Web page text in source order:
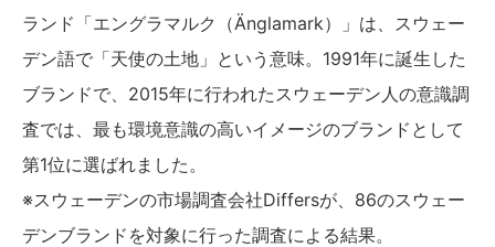
ランド「エングラマルク（Änglamark）」は、スウェー
デン語で「天使の土地」という意味。1991年に誕生した
ブランドで、2015年に行われたスウェーデン人の意識調
査では、最も環境意識の高いイメージのブランドとして
第1位に選ばれました。
※スウェーデンの市場調査会社Differsが、86のスウェー
デンブランドを対象に行った調査による結果。